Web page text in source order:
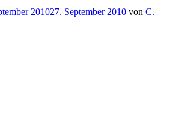
201027. September 2010 von C.